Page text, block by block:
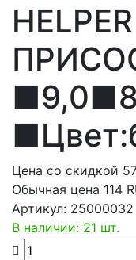
Цена со скидкой
Обычная цена 114
Артикул: 25000032
В наличии: 21 шт.